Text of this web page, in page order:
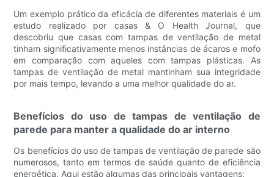
Um exemplo prático da eficácia de diferentes materiais é um
estudo realizado por casas & O Health Journal, que
descobriu que casas com tampas de ventilação de metal
tinham significativamente menos instâncias de ácaros e mofo
em comparação com aqueles com tampas plásticas. As
tampas de ventilação de metal mantinham sua integridade
por mais tempo, levando a uma melhor qualidade do ar.
Benefícios do uso de tampas de ventilação de
parede para manter a qualidade do ar interno
Os benefícios do uso de tampas de ventilação de parede são
numerosos, tanto em termos de saúde quanto de eficiência
energética. Aqui estão algumas das principais vantagens: